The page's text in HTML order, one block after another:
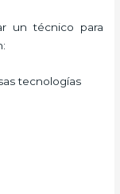
un técnico para
tecnologías